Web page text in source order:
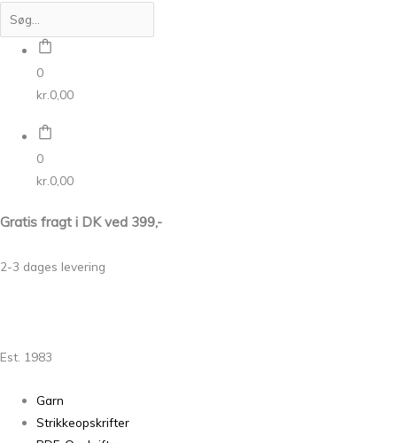
0
kr. 0,00
0
kr. 0,00
Gratis fragt i DK ved 399,-
2-3 dages levering
Est. 1983
Garn
Strikkeopskrifter